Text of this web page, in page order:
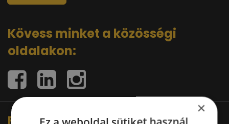
Kövess minket a közösségi
oldalakon:
×